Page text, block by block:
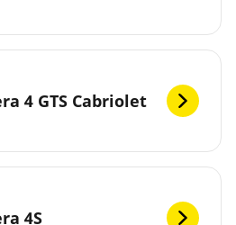
4 GTS Cabriolet
4S